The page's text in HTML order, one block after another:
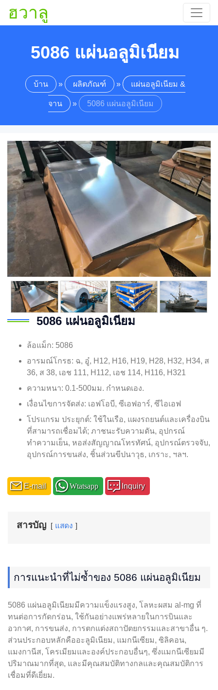
ฮวาลู
5086 แผ่นอลูมิเนียม
บ้าน » ผลิตภัณฑ์ » แผ่นอลูมิเนียม &
จาน » 5086 แผ่นอลูมิเนียม
5086 แผ่นอลูมิเนียม
ล้อแม็ก: 5086
อารมณ์โกรธ: ฉ, อู๋, H12, H16, H19, H28, H32, H34, ส
36, ส 38, เอช 111, H112, เอช 114, H116, H321
ความหนา: 0.1-500มม. กำหนดเอง.
เงื่อนไขการจัดส่ง: เอฟโอบี, ซีเอฟอาร์, ซีไอเอฟ
โปรแกรม ประยุกต์: ใช้ในเรือ, แผงรถยนต์และเครื่องบิน
ที่สามารถเชื่อมได้; ภาชนะรับความดัน, อุปกรณ์
ทำความเย็น, หอส่งสัญญาณโทรทัศน์, อุปกรณ์ตรวจจับ,
อุปกรณ์การขนส่ง, ชิ้นส่วนขีปนาวุธ, เกราะ, ฯลฯ.
E-mail Wtatsapp Inquiry
สารบัญ แสดง
การแนะนำที่ไม่ซ้ำของ 5086 แผ่นอลูมิเนียม
5086 แผ่นอลูมิเนียมมีความแข็งแรงสูง, โลหะผสม al-mg ที่
ทนต่อการกัดกร่อน, ใช้กันอย่างแพร่หลายในการบินและ
อวกาศ, การขนส่ง, การตกแต่งสถาปัตยกรรมและสาขาอื่น ๆ.
ส่วนประกอบหลักคืออะลูมิเนียม, แมกนีเซียม, ซิลิคอน,
แมงกานีส, โครเมียมและองค์ประกอบอื่นๆ, ซึ่งแมกนีเซียมมี
ปริมาณมากที่สุด, และมีคุณสมบัติทางกลและคุณสมบัติการ
เชื่อมที่ดีเยี่ยม.